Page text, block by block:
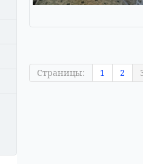
Страницы: 1 2